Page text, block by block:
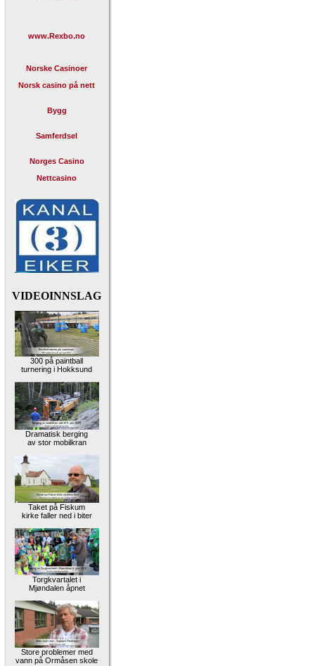
www.Rexbo.no
Norske Casinoer
Norsk casino på nett
Bygg
Samferdsel
Norges Casino
Nettcasino
VIDEOINNSLAG
300 på paintball
turnering i Hokksund
Dramatisk berging
av stor mobilkran
Taket på Fiskum
kirke faller ned i biter
Torgkvartalet i
Mjøndalen åpnet
Store problemer med
vann på Ormåsen skole